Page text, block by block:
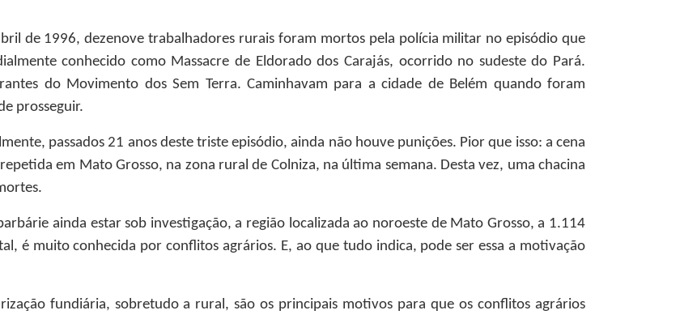
de 1996, dezenove trabalhadores rurais foram mortos pela polícia militar no episódio que
conhecido como Massacre de Eldorado dos Carajás, ocorrido no sudeste do Pará.
do Movimento dos Sem Terra. Caminhavam para a cidade de Belém quando foram
prosseguir.
passados 21 anos deste triste episódio, ainda não houve punições. Pior que isso: a cena
em Mato Grosso, na zona rural de Colniza, na última semana. Desta vez, uma chacina
ainda estar sob investigação, a região localizada ao noroeste de Mato Grosso, a 1.114
é muito conhecida por conflitos agrários. E, ao que tudo indica, pode ser essa a motivação
fundiária, sobretudo a rural, são os principais motivos para que os conflitos agrários